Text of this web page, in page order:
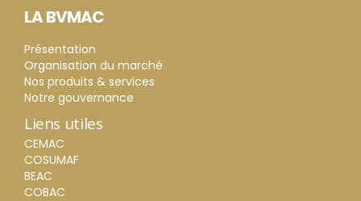
LA BVMAC
Présentation
Organisation du marché
Nos produits & services
Notre gouvernance
Liens utiles
CEMAC
COSUMAF
BEAC
COBAC